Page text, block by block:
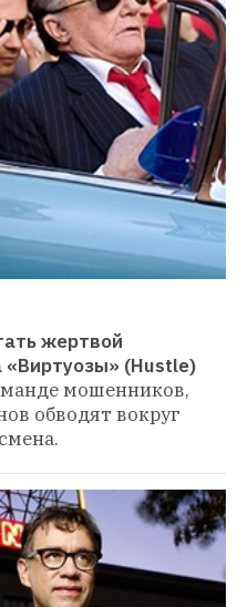
жертвой
«Виртуозы» (Hustle)
мошенников,
обводят вокруг